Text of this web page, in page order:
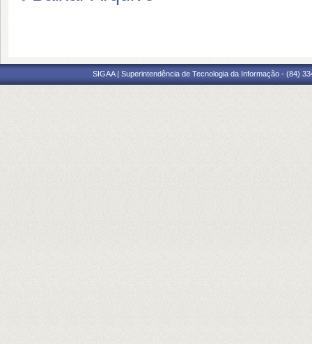
SIGAA | Superintendência de Tecnologia da Informação - (84)